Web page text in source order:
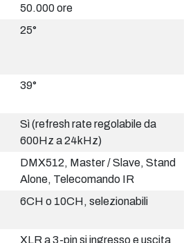
50.000 ore
25°
39°
Sì (refresh rate regolabile da
600Hz a 24kHz)
DMX512, Master / Slave, Stand
Alone, Telecomando IR
6CH o 10CH, selezionabili
XLR a 3-pin si ingresso e uscita